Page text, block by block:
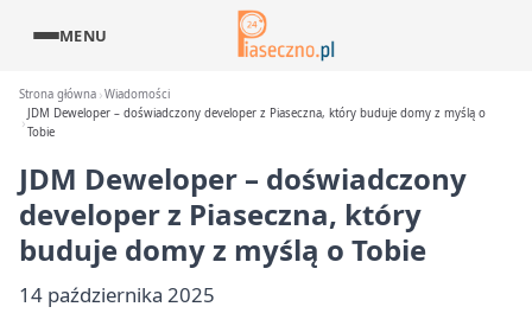
MENU
Strona główna Wiadomości
JDM Deweloper – doświadczony developer z Piaseczna, który buduje domy z myślą o
Tobie
JDM Deweloper – doświadczony
developer z Piaseczna, który
buduje domy z myślą o Tobie
14 października 2025